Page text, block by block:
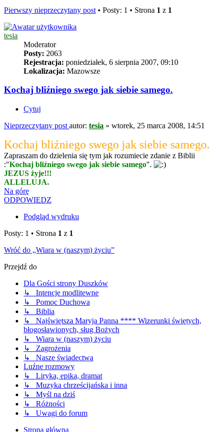
Pierwszy nieprzeczytany post • Posty: 1 • Strona 1 z 1
tesia
Moderator
Posty: 2063
Rejestracja: poniedziałek, 6 sierpnia 2007, 09:10
Lokalizacja: Mazowsze
Kochaj bliźniego swego jak siebie samego.
Cytuj
Nieprzeczytany post autor: tesia » wtorek, 25 marca 2008, 14:51
Kochaj bliźniego swego jak siebie samego.
Zapraszam do dzielenia się tym jak rozumiecie zdanie z Biblii
:"Kochaj bliźniego swego jak siebie samego".
JEZUS żyje!!!
ALLELUJA.
Na górę
ODPOWIEDZ
Podgląd wydruku
Posty: 1 • Strona 1 z 1
Wróć do „Wiara w (naszym) życiu”
Przejdź do
Dla Gości strony Duszków
↳ Intencje modlitewne
↳ Pomoc Duchowa
↳ Biblia
↳ Najświętsza Maryja Panna **** Wizerunki świętych,
błogosławionych, sług Bożych
↳ Wiara w (naszym) życiu
↳ Zagrożenia
↳ Nasze świadectwa
Luźne rozmowy
↳ Liryka, epika, dramat
↳ Muzyka chrześcijańska i inna
↳ Myśl na dziś
↳ Różności
↳ Uwagi do forum
Strona główna